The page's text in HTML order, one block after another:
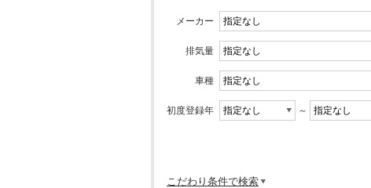
メーカー
排気量
車種
初度登録年 ～
こだわり条件で検索